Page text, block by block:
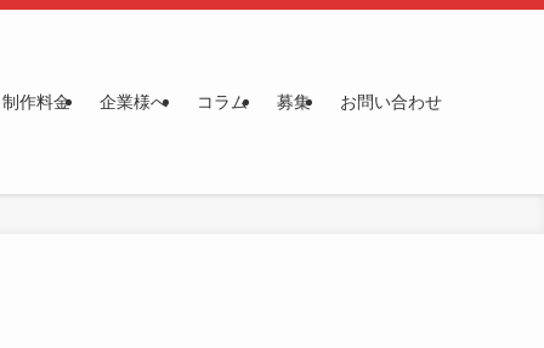
制作料金 企業様へ コラム 募集 お問い合わせ